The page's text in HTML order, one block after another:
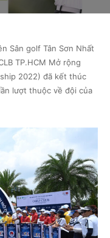
Sân golf Tân Sơn Nhất
TP.HCM Mở rộng
2022) đã kết thúc
lượt thuộc về đội của